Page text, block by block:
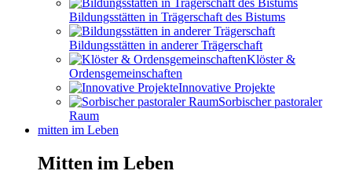
Bildungsstätten in Trägerschaft des Bistums
Bildungsstätten in anderer Trägerschaft
Klöster &
Ordensgemeinschaften
Innovative Projekte
Sorbischer pastoraler
Raum
mitten im Leben
Mitten im Leben